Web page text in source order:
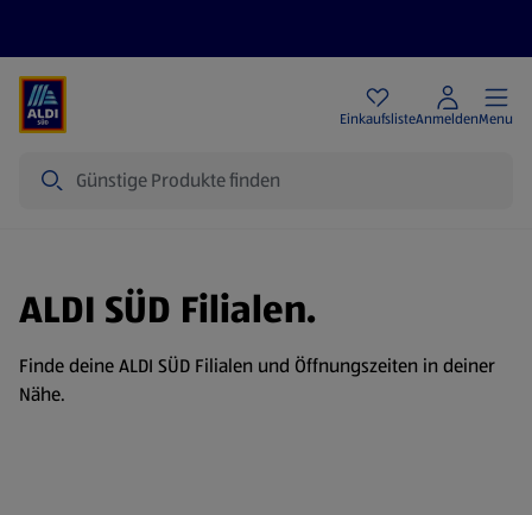
EinkaufslisteAnmeldenMenu
ALDI SÜD Filialen.
Finde deine ALDI SÜD Filialen und Öffnungszeiten in deiner
Nähe.